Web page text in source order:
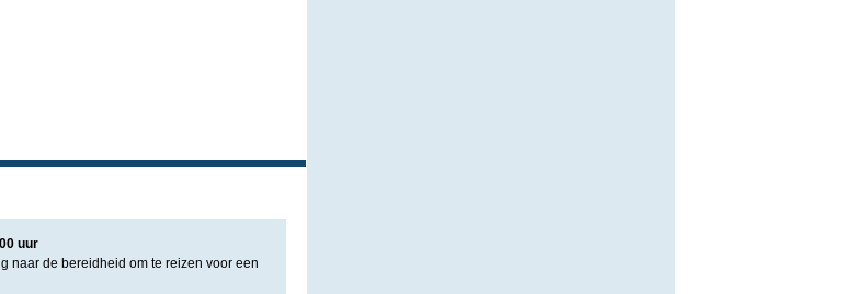
uur
naar de bereidheid om te reizen voor een